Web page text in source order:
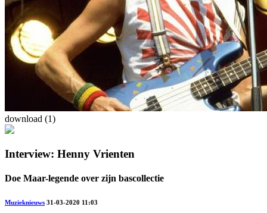
download (1)
Interview: Henny Vrienten
Doe Maar-legende over zijn bascollectie
Muzieknieuws 31-03-2020 11:03